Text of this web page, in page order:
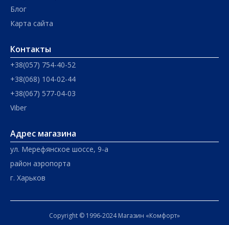
Блог
Карта сайта
Контакты
+38(057) 754-40-52
+38(068) 104-02-44
+38(067) 577-04-03
Viber
Адрес магазина
ул. Мерефянское шоссе, 9-а
район аэропорта
г. Харьков
Copyright © 1996-2024 Магазин «Комфорт»